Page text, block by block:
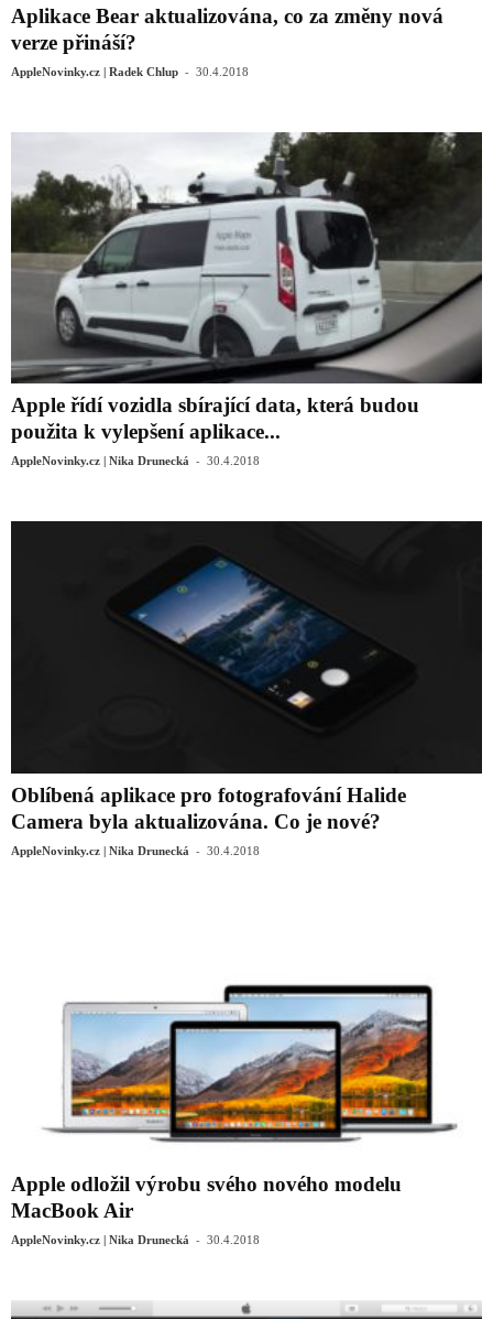
Aplikace Bear aktualizována, co za změny nová
verze přináší?
AppleNovinky.cz | Radek Chlup - 30.4.2018
Apple řídí vozidla sbírající data, která budou
použita k vylepšení aplikace...
AppleNovinky.cz | Nika Drunecká - 30.4.2018
Oblíbená aplikace pro fotografování Halide
Camera byla aktualizována. Co je nové?
AppleNovinky.cz | Nika Drunecká - 30.4.2018
Apple odložil výrobu svého nového modelu
MacBook Air
AppleNovinky.cz | Nika Drunecká - 30.4.2018